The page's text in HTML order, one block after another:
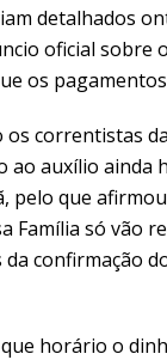
detalhados
oficial sobre
os
correntistas
ao auxílio ainda
pelo que
Família só vão
confirmação
horário o